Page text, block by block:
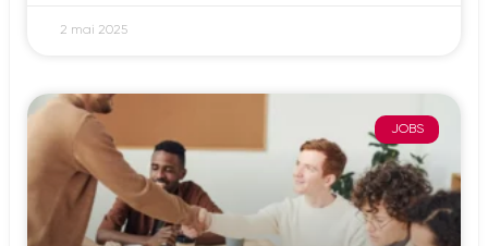
2 mai 2025
JOBS